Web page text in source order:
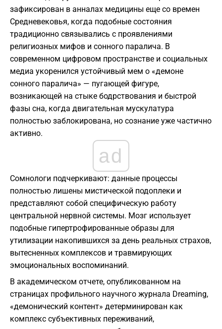
зафиксирован в анналах медицины еще со времен
Средневековья, когда подобные состояния
традиционно связывались с проявлениями
религиозных мифов и сонного паралича. В
современном цифровом пространстве и социальных
медиа укоренился устойчивый мем о «демоне
сонного паралича» — пугающей фигуре,
возникающей на стыке бодрствования и быстрой
фазы сна, когда двигательная мускулатура
полностью заблокирована, но сознание уже частично
активно.
ad
Сомнологи подчеркивают: данные процессы
полностью лишены мистической подоплеки и
представляют собой специфическую работу
центральной нервной системы. Мозг использует
подобные гипертрофированные образы для
утилизации накопившихся за день реальных страхов,
вытесненных комплексов и травмирующих
эмоциональных воспоминаний.
В академическом отчете, опубликованном на
страницах профильного научного журнала Dreaming,
«демонический контент» детерминирован как
комплекс субъективных переживаний,